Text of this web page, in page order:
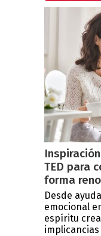
TED para
forma
Desde
emocional
espíritu